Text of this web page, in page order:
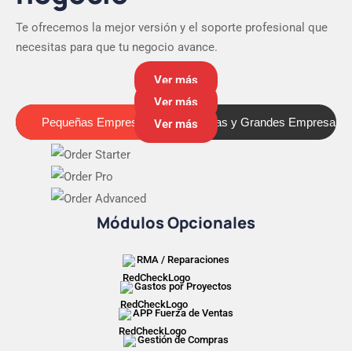
Te ofrecemos la mejor versión y el soporte profesional que
necesitas para que tu negocio avance.
Pequeñas Empresas
Pequeñas Empresas Medianas y Grandes Empresas
Ver más
Ver más
Ver más
Módulos Opcionales
RMA / Reparaciones
Gastos por Proyectos
APP Fuerza de Ventas
Gestión de Compras